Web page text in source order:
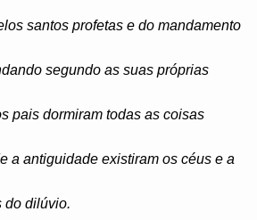
santos profetas e do mandamento
segundo as suas próprias
pais dormiram todas as coisas
a antiguidade existiram os céus e a
do dilúvio.